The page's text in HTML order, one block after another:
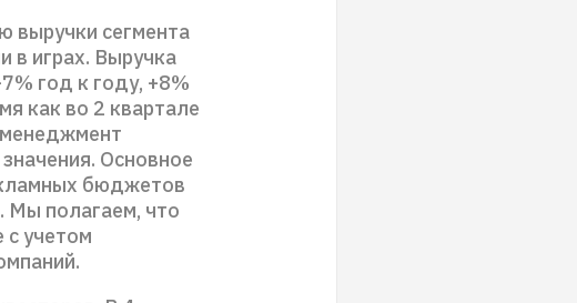
выручки сегмента
в играх. Выручка
год к году, +8%
как во 2 квартале
менеджмент
Основное
бюджетов
Мы полагаем, что
c учетом